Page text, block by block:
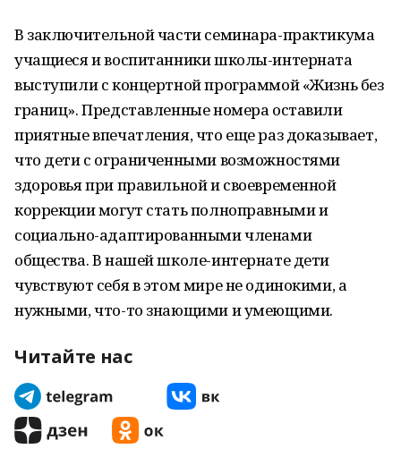
В заключительной части семинара-практикума
учащиеся и воспитанники школы-интерната
выступили с концертной программой «Жизнь без
границ». Представленные номера оставили
приятные впечатления, что еще раз доказывает,
что дети с ограниченными возможностями
здоровья при правильной и своевременной
коррекции могут стать полноправными и
социально-адаптированными членами
общества. В нашей школе-интернате дети
чувствуют себя в этом мире не одинокими, а
нужными, что-то знающими и умеющими.
Читайте нас